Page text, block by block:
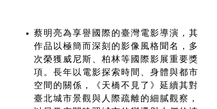
蔡明亮為享譽國際的臺灣電影導演，其
作品以極簡而深刻的影像風格聞名，多
次榮獲威尼斯、柏林等國際影展重要獎
項。長年以電影探索時間、身體與都市
空間的關係，《天橋不見了》延續其對
臺北城市景觀與人際疏離的細膩觀察，